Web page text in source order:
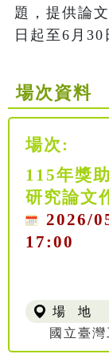
題，提供論
日起至6月30
場次資料
場次:
115年獎
研究論文
2026/
17:00
場 地
國立臺